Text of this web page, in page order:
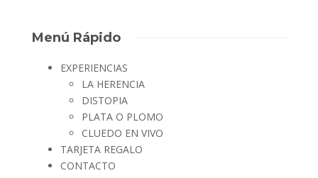
Menú Rápido
EXPERIENCIAS
LA HERENCIA
DISTOPIA
PLATA O PLOMO
CLUEDO EN VIVO
TARJETA REGALO
CONTACTO